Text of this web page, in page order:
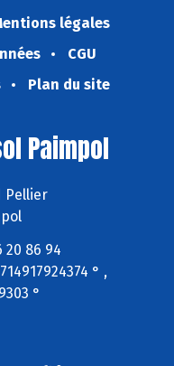
légales
CGU
Plan du site
Paimpol
Pellier
20 86 94
° ,
°